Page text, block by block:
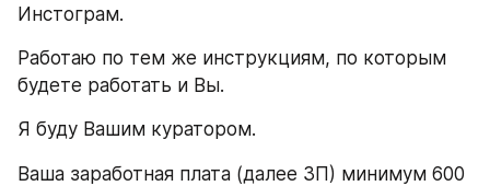
Инстограм.
Работаю по тем же инструкциям, по которым
будете работать и Вы.
Я буду Вашим куратором.
Ваша заработная плата (далее ЗП) минимум 600